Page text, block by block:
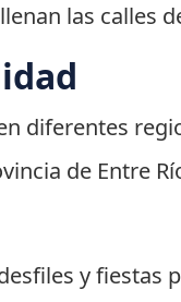
las calles
diferentes
de Entre
y fiestas